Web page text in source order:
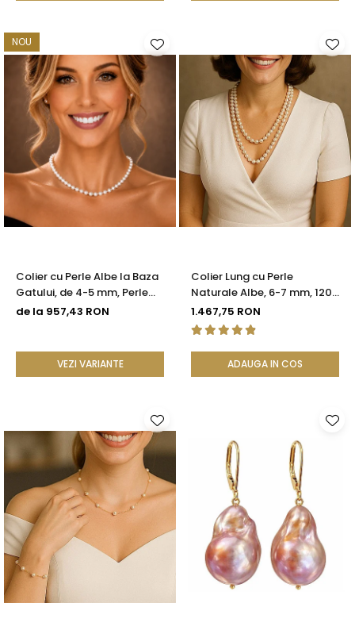
NOU
Colier cu Perle Albe la Baza
Gatului, de 4-5 mm, Perle
Rare, Calitate AAA+, Aur 14K
de la 957,43 RON
VEZI VARIANTE
Colier Lung cu Perle
Naturale Albe, 6-7 mm, 120
cm, Închizătoare Argint 925
| KASKADDA®
1.467,75 RON
ADAUGA IN COS